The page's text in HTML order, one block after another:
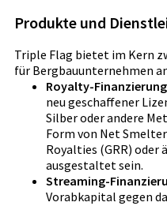
Produkte und
Triple Flag bietet im Kern
für Bergbauunternehmen
Royalty-
neu geschaffener
Silber oder andere
Form von Net
Royalties (GRR)
ausgestaltet sein.
Streaming-
Vorabkapital gegen